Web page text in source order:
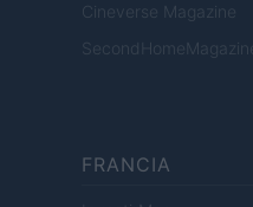
Cineverse Magazine
SecondHomeMagazine
FRANCIA